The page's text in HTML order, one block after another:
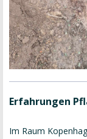
Erfahrungen
Im Raum